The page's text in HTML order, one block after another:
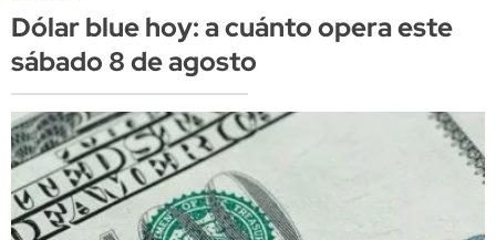
Dólar blue hoy: a cuánto opera este
sábado 8 de agosto